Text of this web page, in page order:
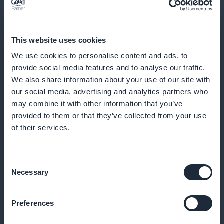
This website uses cookies
We use cookies to personalise content and ads, to
provide social media features and to analyse our traffic.
We also share information about your use of our site with
our social media, advertising and analytics partners who
may combine it with other information that you’ve
provided to them or that they’ve collected from your use
of their services.
Selection
Necessary
Preferences
Avanceret analyse for præcist indhold
Brug statistik og feedback til at skræddersy dit
indhold til dine læseres specifikke behov, så du sikrer
større relevans og brugertilfredshed
Kampagner synlige fra receptionen
interessen fra den allerførste kontakt og øger